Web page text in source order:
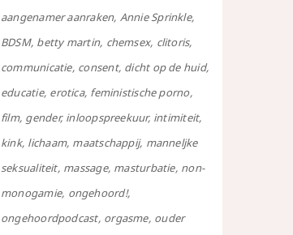
aangenamer aanraken Annie Sprinkle
BDSM betty martin chemsex clitoris
communicatie consent dicht op de huid
educatie erotica feministische porno
film gender inloopspreekuur intimiteit
kink lichaam maatschappij manneljke
seksualiteit massage masturbatie non-
monogamie ongehoord!
ongehoordpodcast orgasme ouder